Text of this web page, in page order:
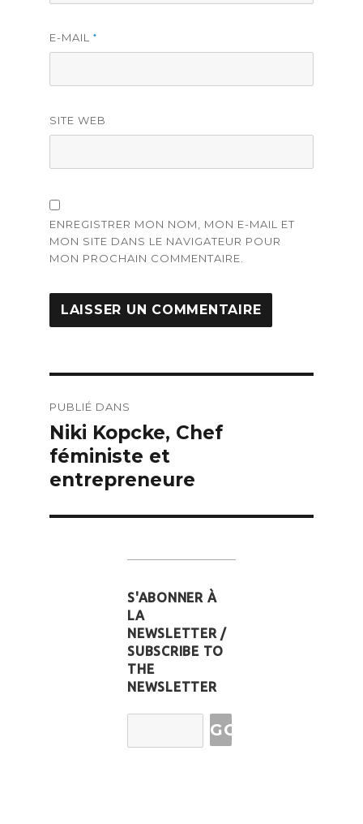
E-MAIL *
SITE WEB
ENREGISTRER MON NOM, MON E-MAIL ET
MON SITE DANS LE NAVIGATEUR POUR
MON PROCHAIN COMMENTAIRE.
de
l’article
PUBLIÉ DANS
Niki Kopcke, Chef
féministe et
entrepreneure
S'ABONNER À
LA
NEWSLETTER /
SUBSCRIBE TO
THE
NEWSLETTER
Email
Address